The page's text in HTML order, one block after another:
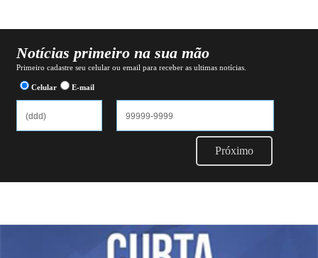
Notícias primeiro na sua mão
Primeiro cadastre seu celular ou email para receber as ultimas notícias.
Celular E-mail
Próximo